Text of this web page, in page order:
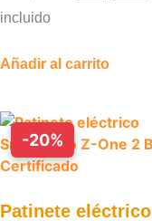
incluido
Añadir al carrito
-20%
Patinete eléctrico